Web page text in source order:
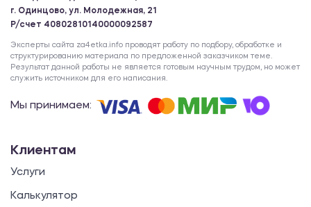
г. Одинцово, ул. Молодежная, 21
Р/счет 40802810140000092587
Эксперты сайта za4etka.info проводят работу по подбору, обработке и
структурированию материала по предложенной заказчиком теме.
Результат данной работы не является готовым научным трудом, но может
служить источником для его написания.
Мы принимаем:
Клиентам
Услуги
Калькулятор